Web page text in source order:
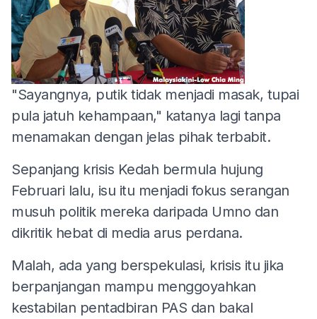
"Sayangnya, putik tidak menjadi masak, tupai
pula jatuh kehampaan," katanya lagi tanpa
menamakan dengan jelas pihak terbabit.
Sepanjang krisis Kedah bermula hujung
Februari lalu, isu itu menjadi fokus serangan
musuh politik mereka daripada Umno dan
dikritik hebat di media arus perdana.
Malah, ada yang berspekulasi, krisis itu jika
berpanjangan mampu menggoyahkan
kestabilan pentadbiran PAS dan bakal